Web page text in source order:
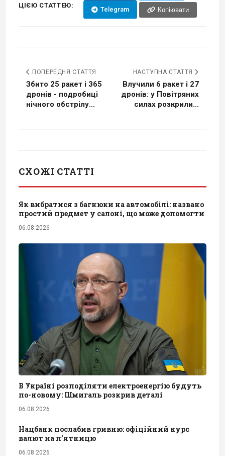
ЦІЄЮ СТАТТЕЮ:
Telegram Копіювати
ПОПЕРЕДНЯ СТАТТЯ
Збито 25 ракет і 365
дронів - подробиці
нічного обстрілу...
НАСТУПНА СТАТТЯ
Влучили 6 ракет і 27
дронів: у Повітряних
силах розкрили...
СХОЖІ СТАТТІ
Як вибратися з багнюки на автомобілі: названо
простий предмет у салоні, що може допомогти
06.08.2026
В Україні розподіляти електроенергію будуть
по-новому: Шмигаль розкрив деталі
06.08.2026
Нацбанк послабив гривню: офіційний курс
валют на п’ятницю
06.08.2026